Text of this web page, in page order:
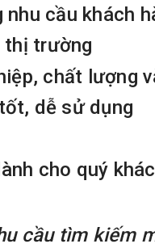
cầu khách
thị trường
chất lượng
dễ sử dụng
cho quý
cầu tìm kiếm